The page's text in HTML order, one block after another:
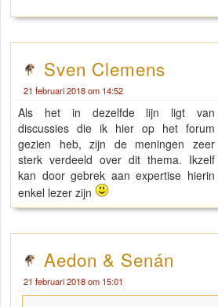
Sven Clemens
21 februari 2018 om 14:52
Als het in dezelfde lijn ligt van
discussies die ik hier op het forum
gezien heb, zijn de meningen zeer
sterk verdeeld over dit thema. Ikzelf
kan door gebrek aan expertise hierin
enkel lezer zijn
Aedon & Senán
21 februari 2018 om 15:01